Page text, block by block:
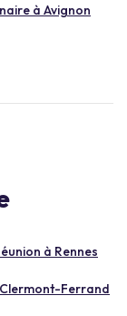
à Avignon
à Rennes
Ferrand